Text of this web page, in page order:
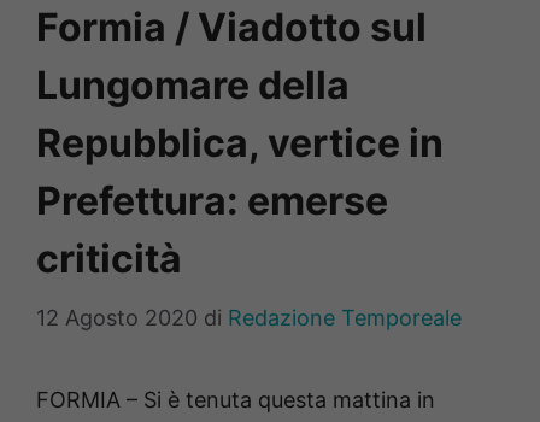
Formia / Viadotto sul
Lungomare della
Repubblica, vertice in
Prefettura: emerse
criticità
12 Agosto 2020 di Redazione Temporeale
FORMIA – Si è tenuta questa mattina in